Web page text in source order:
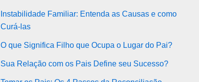
Instabilidade Familiar: Entenda as Causas e como
Curá-las
O que Significa Filho que Ocupa o Lugar do Pai?
Sua Relação com os Pais Define seu Sucesso?